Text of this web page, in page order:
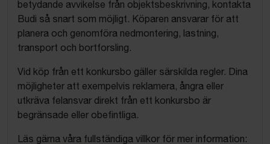
betydande avvikelse från objektsbeskrivning, kontakta
Budi så snart som möjligt. Köparen ansvarar för att
planera och genomföra nedmontering, lastning,
transport och bortforsling.
Vid köp från ett konkursbo gäller särskilda regler. Dina
möjligheter att exempelvis reklamera, ångra eller
utkräva felansvar direkt från ett konkursbo är
begränsade eller obefintliga.
Läs gärna våra fullständiga villkor för mer information: